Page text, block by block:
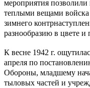
мероприятия
теплыми вещами
зимнего
разнообразию в цвете
К весне 1942 г.
апреля по
Обороны, младшему
тыловых частей и